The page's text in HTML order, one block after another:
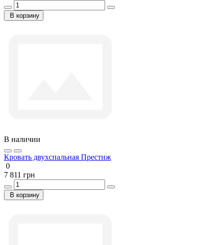
В корзину
В наличии
Кровать двухспальная Престиж
0
7 811 грн
В корзину